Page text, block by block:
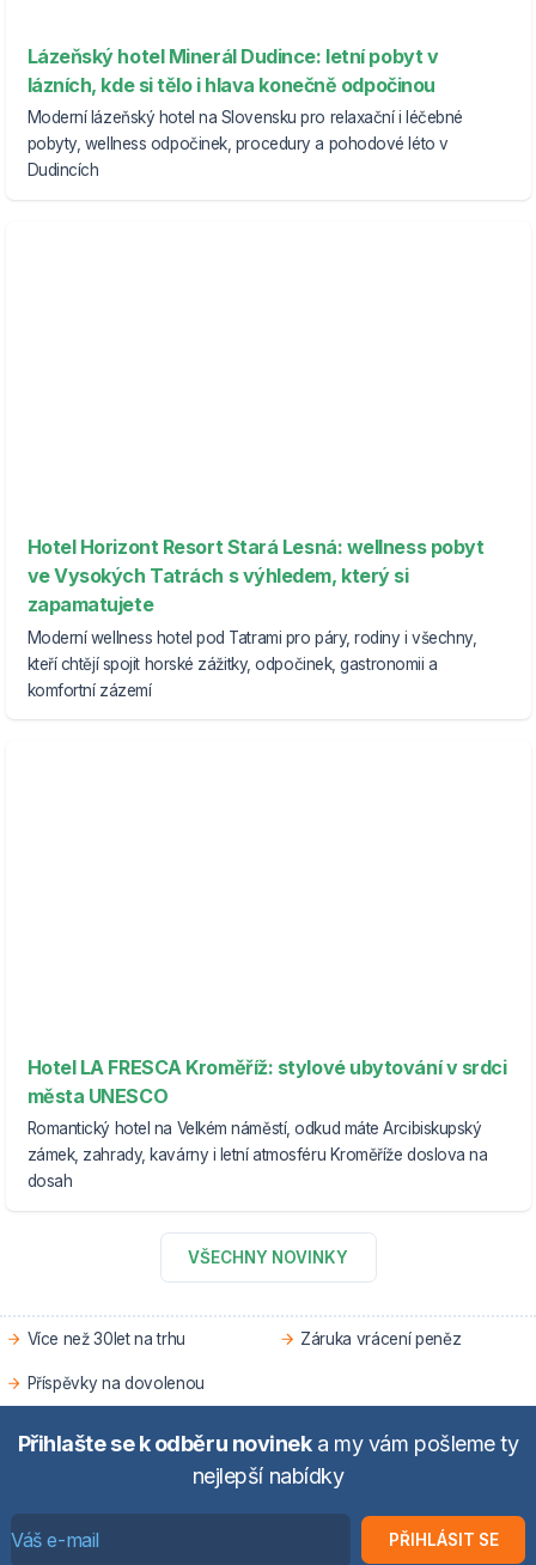
Lázeňský hotel Minerál Dudince: letní pobyt v
lázních, kde si tělo i hlava konečně odpočinou
Moderní lázeňský hotel na Slovensku pro relaxační i léčebné
pobyty, wellness odpočinek, procedury a pohodové léto v
Dudincích
Hotel Horizont Resort Stará Lesná: wellness pobyt
ve Vysokých Tatrách s výhledem, který si
zapamatujete
Moderní wellness hotel pod Tatrami pro páry, rodiny i všechny,
kteří chtějí spojit horské zážitky, odpočinek, gastronomii a
komfortní zázemí
Hotel LA FRESCA Kroměříž: stylové ubytování v srdci
města UNESCO
Romantický hotel na Velkém náměstí, odkud máte Arcibiskupský
zámek, zahrady, kavárny i letní atmosféru Kroměříže doslova na
dosah
VŠECHNY NOVINKY
Více než 30let na trhu Záruka vrácení peněz
Příspěvky na dovolenou
Přihlašte se k odběru novineka my vám pošleme ty
nejlepší nabídky
PŘIHLÁSIT SE